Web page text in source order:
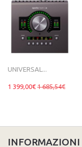
UNIVERSAL...
1 399,00€ 1 685,54€
INFORMAZIONI